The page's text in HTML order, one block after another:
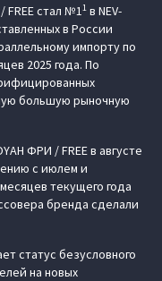
стал №11 в NEV-
в России
импорту по
2025 года. По
большую рыночную
ФРИ / FREE в августе
с июлем и
текущего года
бренда сделали
статус безусловного
на новых